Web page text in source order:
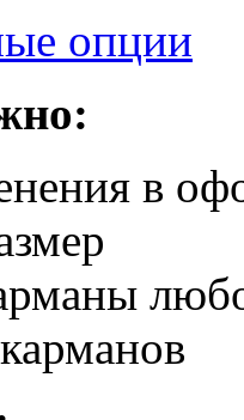
опции
в